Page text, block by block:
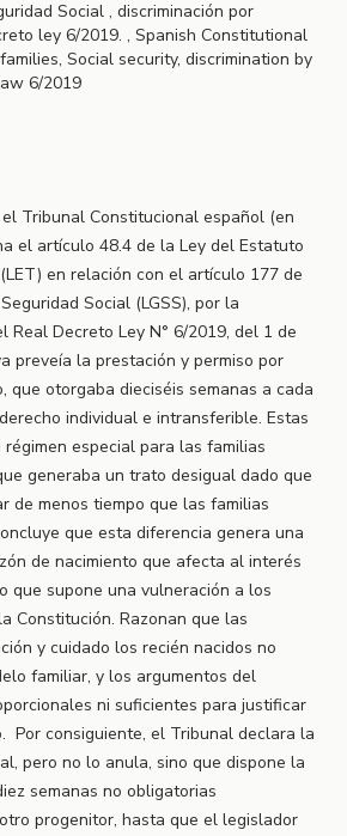
Social , discriminación por
ley 6/2019. , Spanish Constitutional
Social security, discrimination by
6/2019
Tribunal Constitucional español (en
el artículo 48.4 de la Ley del Estatuto
en relación con el artículo 177 de
Social (LGSS), por la
Real Decreto Ley N° 6/2019, del 1 de
preveía la prestación y permiso por
que otorgaba dieciséis semanas a cada
individual e intransferible. Estas
especial para las familias
generaba un trato desigual dado que
de menos tiempo que las familias
que esta diferencia genera una
de nacimiento que afecta al interés
que supone una vulneración a los
Constitución. Razonan que las
y cuidado los recién nacidos no
familiar, y los argumentos del
ni suficientes para justificar
Por consiguiente, el Tribunal declara la
pero no lo anula, sino que dispone la
semanas no obligatorias
progenitor, hasta que el legislador